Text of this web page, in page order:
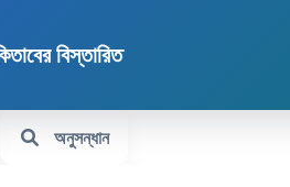
বিস্তারিত
অনুসন্ধান